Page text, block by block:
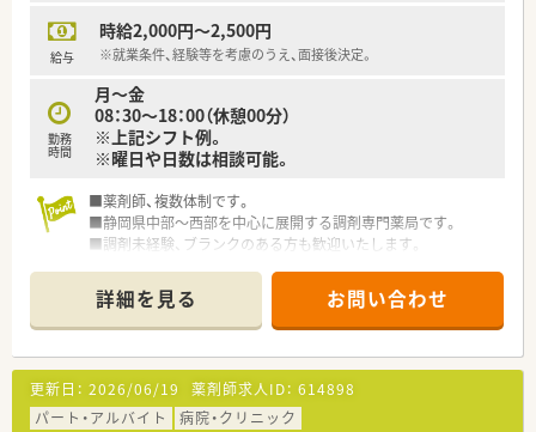
給与
時給2,000円～2,500円
※就業条件、経験等を考慮のうえ、面接後決定。
勤務
時間
月～金
08：30～18：00（休憩00分）
※上記シフト例。
※曜日や日数は相談可能。
■薬剤師、複数体制です。
■静岡県中部～西部を中心に展開する調剤専門薬局です。
■調剤未経験、ブランクのある方も歓迎いたします。
詳細を見る お問い合わせ
更新日： 2026/06/19 薬剤師求人ID： 614898
パート・アルバイト
病院・クリニック